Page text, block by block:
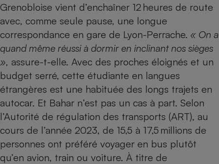
Grenobloise vient d’enchaîner 12 heures de route
avec, comme seule pause, une longue
correspondance en gare de Lyon-Perrache. « On a
quand même réussi à dormir en inclinant nos sièges
», assure-t-elle. Avec des proches éloignés et un
budget serré, cette étudiante en langues
étrangères est une habituée des longs trajets en
autocar. Et Bahar n’est pas un cas à part. Selon
l’Autorité de régulation des transports (ART), au
cours de l’année 2023, de 15,5 à 17,5 millions de
personnes ont préféré voyager en bus plutôt
qu’en avion, train ou voiture. À titre de
Plaque de cuisson à
induction
Téléphone mobile -
Smartphone
Radiateur électrique
Climatiseur -
Ventilateur